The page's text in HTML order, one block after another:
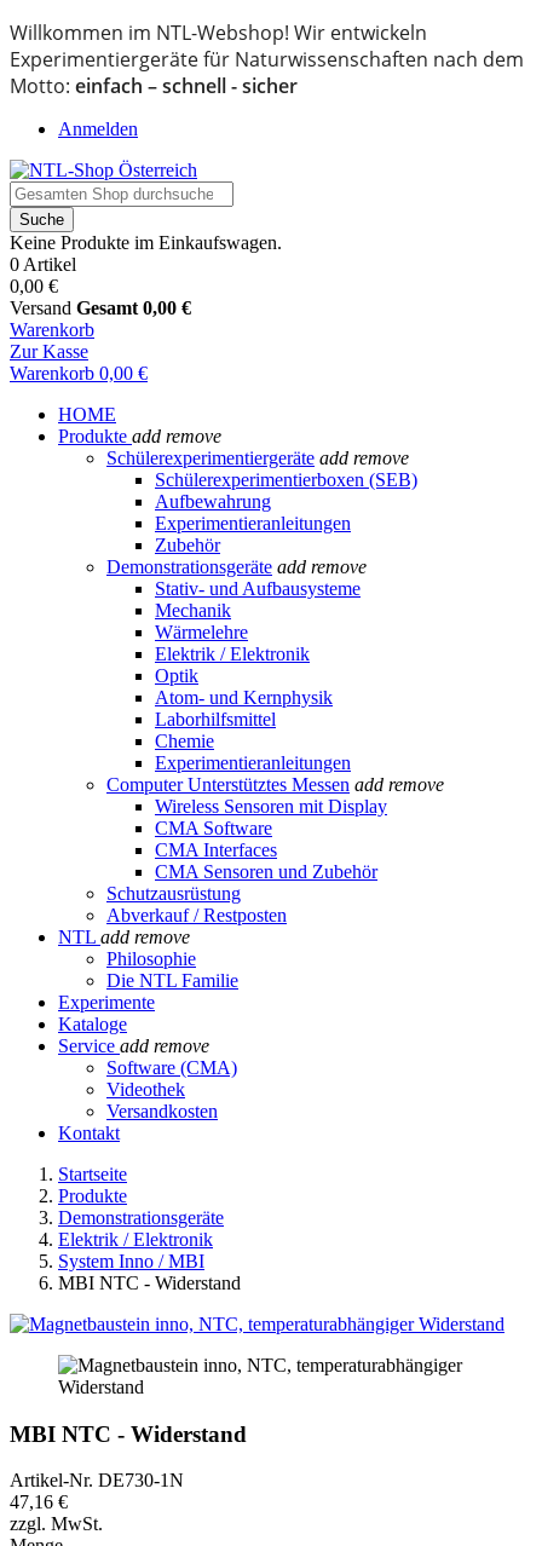
Willkommen im NTL-Webshop! Wir entwickeln
Experimentiergeräte für Naturwissenschaften nach dem
Motto: einfach – schnell - sicher
Anmelden
Suche
Keine Produkte im Einkaufswagen.
0 Artikel
0,00 €
Versand Gesamt 0,00 €
Warenkorb
Zur Kasse
Warenkorb 0,00 €
HOME
Produkte add remove
Schülerexperimentiergeräte add remove
Schülerexperimentierboxen (SEB)
Aufbewahrung
Experimentieranleitungen
Zubehör
Demonstrationsgeräte add remove
Stativ- und Aufbausysteme
Mechanik
Wärmelehre
Elektrik / Elektronik
Optik
Atom- und Kernphysik
Laborhilfsmittel
Chemie
Experimentieranleitungen
Computer Unterstütztes Messen add remove
Wireless Sensoren mit Display
CMA Software
CMA Interfaces
CMA Sensoren und Zubehör
Schutzausrüstung
Abverkauf / Restposten
NTL add remove
Philosophie
Die NTL Familie
Experimente
Kataloge
Service add remove
Software (CMA)
Videothek
Versandkosten
Kontakt
Startseite
Produkte
Demonstrationsgeräte
Elektrik / Elektronik
System Inno / MBI
MBI NTC - Widerstand
MBI NTC - Widerstand
Artikel-Nr. DE730-1N
47,16 €
zzgl. MwSt.